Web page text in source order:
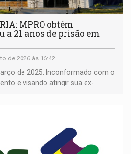
MPRO obtém
a 21 anos de prisão em
de 2026 às 16:42
de 2025. Inconformado com o
e visando atingir sua ex-